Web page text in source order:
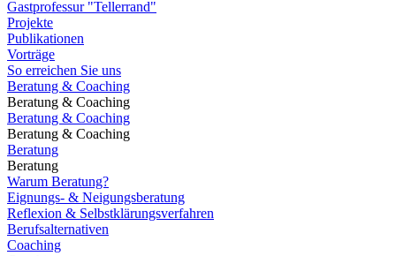
Gastprofessur "Tellerrand"
Projekte
Publikationen
Vorträge
So erreichen Sie uns
Beratung & Coaching
Beratung & Coaching
Beratung & Coaching
Beratung & Coaching
Beratung
Beratung
Warum Beratung?
Eignungs- & Neigungsberatung
Reflexion & Selbstklärungsverfahren
Berufsalternativen
Coaching